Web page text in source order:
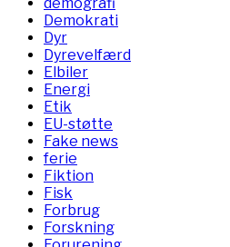
Demokrati
Dyr
Dyrevelfærd
Elbiler
Energi
Etik
EU-støtte
Fake news
ferie
Fiktion
Fisk
Forbrug
Forskning